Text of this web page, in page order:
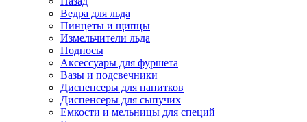
Ведра для льда
Пинцеты и щипцы
Измельчители льда
Подносы
Аксессуары для фуршета
Вазы и подсвечники
Диспенсеры для напитков
Диспенсеры для сыпучих
Емкости и мельницы для специй